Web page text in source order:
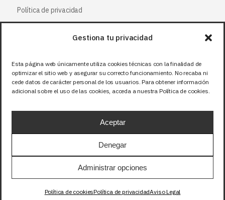
Gestiona tu privacidad
Esta página web únicamente utiliza cookies técnicas con la finalidad de
optimizar el sitio web y asegurar su correcto funcionamiento. No recaba ni
cede datos de carácter personal de los usuarios. Para obtener información
adicional sobre el uso de las cookies, acceda a nuestra Política de cookies.
Aceptar
Denegar
Administrar opciones
Política de cookiesPolítica de privacidadAviso Legal
Política de privacidad
Política de cookies
Síguenos
Facebook
X (Twitter)
Instagram
Precios sin IVA (21%). Tasa RAEE incluida en
aquellos productos que corresponda.